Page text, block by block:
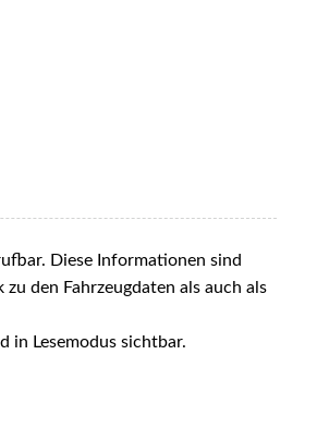
Diese Informationen sind
den Fahrzeugdaten als auch als
in Lesemodus sichtbar.